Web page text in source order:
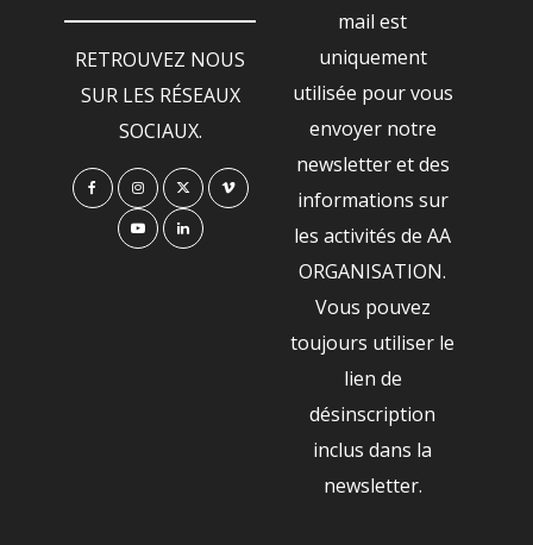
RETROUVEZ NOUS
SUR LES RÉSEAUX
SOCIAUX.
mail est
uniquement
utilisée pour vous
envoyer notre
newsletter et des
informations sur
les activités de AA
ORGANISATION.
Vous pouvez
toujours utiliser le
lien de
désinscription
inclus dans la
newsletter.